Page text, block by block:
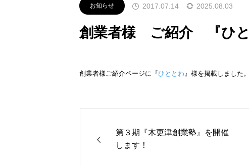
お知らせ 2017.07.14 2025.08.03
創業者様 ご紹介 『ひ
創業者様ご紹介ページに『ひととわ』様を掲載しました。
第３期『木更津創業塾』を開催
します！